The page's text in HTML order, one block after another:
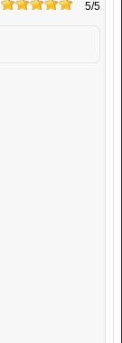
5/5